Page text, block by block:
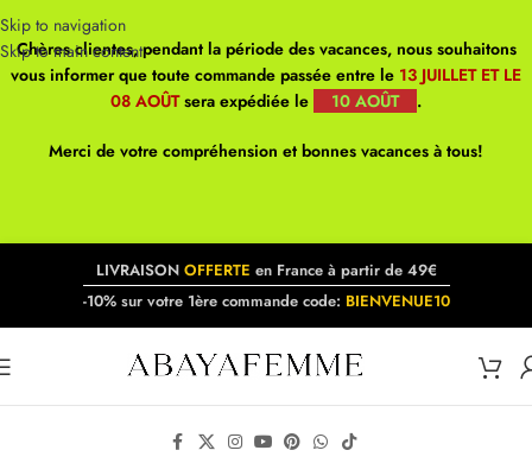
Skip to navigation
Skip to main content
Chères clientes, pendant la période des vacances, nous souhaitons
vous informer que toute commande passée entre le 13 JUILLET ET LE
08 AOÛTsera expédiée le 10 AOÛT .
Merci de votre compréhension et bonnes vacances à tous!
LIVRAISON OFFERTE en France à partir de 49€
-10% sur votre 1ère commande code: BIENVENUE10